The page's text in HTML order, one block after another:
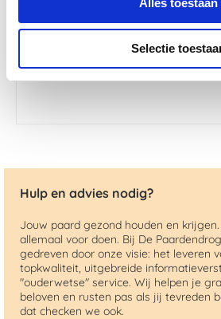
Selectie
Krachtig Kruid pYn
Nog maar 1
€ 19,95
Hulp en advies nodig?
Jouw paard gezond houden en
allemaal voor doen. Bij De
gedreven door onze visie: het leveren
topkwaliteit, uitgebreide
"ouderwetse" service. Wij helpen je
beloven en rusten pas als jij tevreden
dat checken we ook.